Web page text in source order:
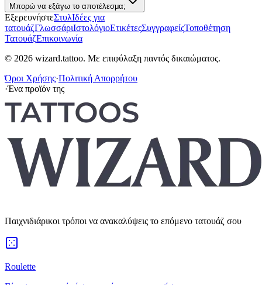
Μπορώ να εξάγω το αποτέλεσμα;
ΕξερευνήστεΣτυλΙδέες για
τατουάζΓλωσσάριΙστολόγιοΕτικέτεςΣυγγραφείςΤοποθέτηση
ΤατουάζΕπικοινωνία
© 2026 wizard.tattoo. Με επιφύλαξη παντός δικαιώματος.
Όροι Χρήσης·Πολιτική Απορρήτου
·Ένα προϊόν της
Παιχνιδιάρικοι τρόποι να ανακαλύψεις το επόμενο τατουάζ σου
Roulette